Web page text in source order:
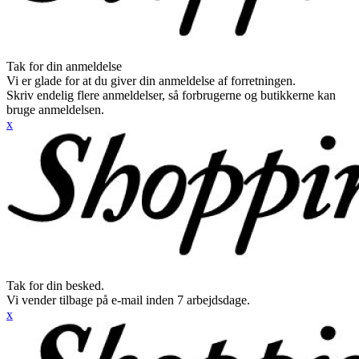
Tak for din anmeldelse
Vi er glade for at du giver din anmeldelse af forretningen.
Skriv endelig flere anmeldelser, så forbrugerne og butikkerne kan
bruge anmeldelsen.
x
Tak for din besked.
Vi vender tilbage på e-mail inden 7 arbejdsdage.
x